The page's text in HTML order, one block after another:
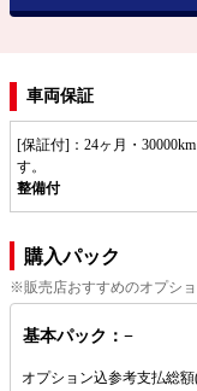
車両保証
[保証付]：24ヶ月・
す。
整備付
購入パック
※販売店おすすめのオプシ
基本パック：−
オプション込参考支払総額